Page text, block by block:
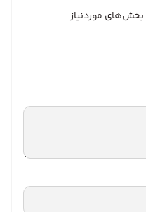
بخش‌های موردنیاز